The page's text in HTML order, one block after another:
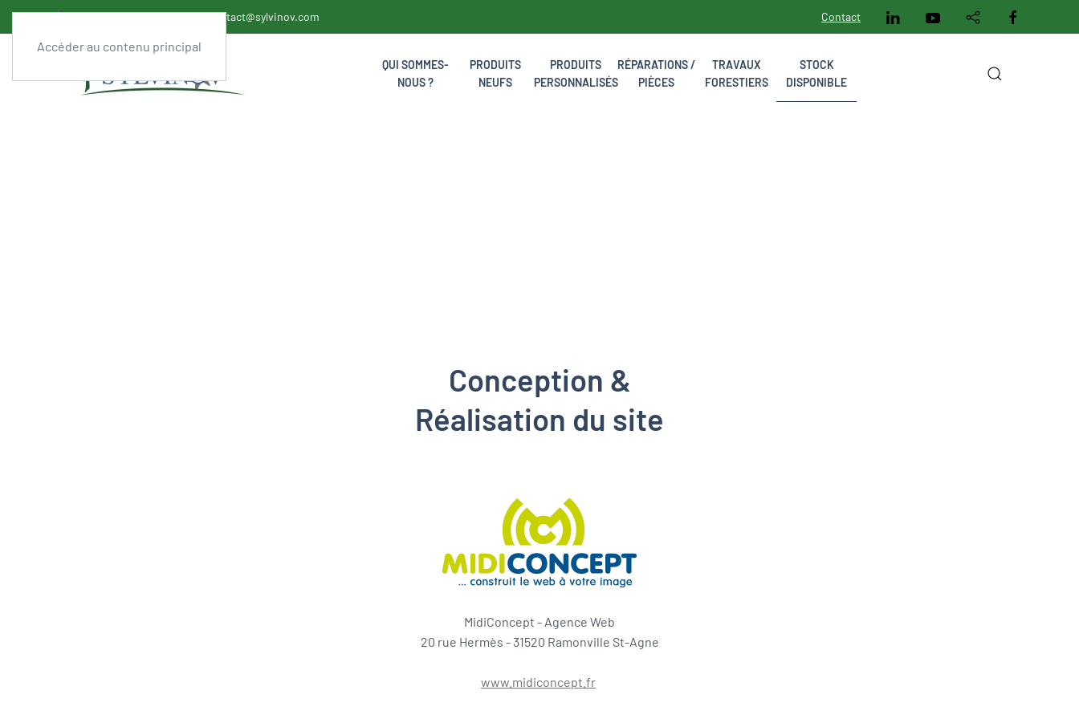
Accéder au contenu principal
+33 (0)558 07 04 22 contact@sylvinov.com Contact
QUI SOMMES-
NOUS ?
PRODUITS
NEUFS
PRODUITS
PERSONNALISÉS
RÉPARATIONS /
PIÈCES
TRAVAUX
FORESTIERS
STOCK
DISPONIBLE
Conception &
Réalisation du site
MidiConcept - Agence Web
20 rue Hermès - 31520 Ramonville St-Agne
www.midiconcept.fr